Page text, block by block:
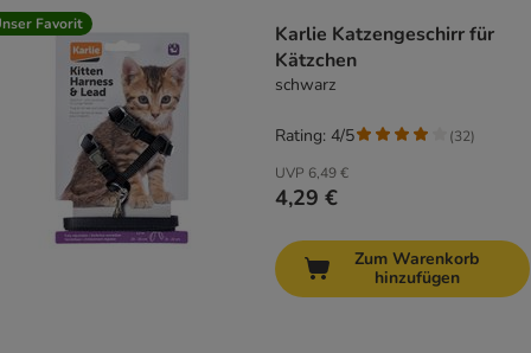
product items have been changed
Favorit
Karlie Katzengeschirr für
Kätzchen
schwarz
UVP 6,49 €
4,29 €
Rating: 4/5 (32)
Zum Warenkorb
hinzufügen